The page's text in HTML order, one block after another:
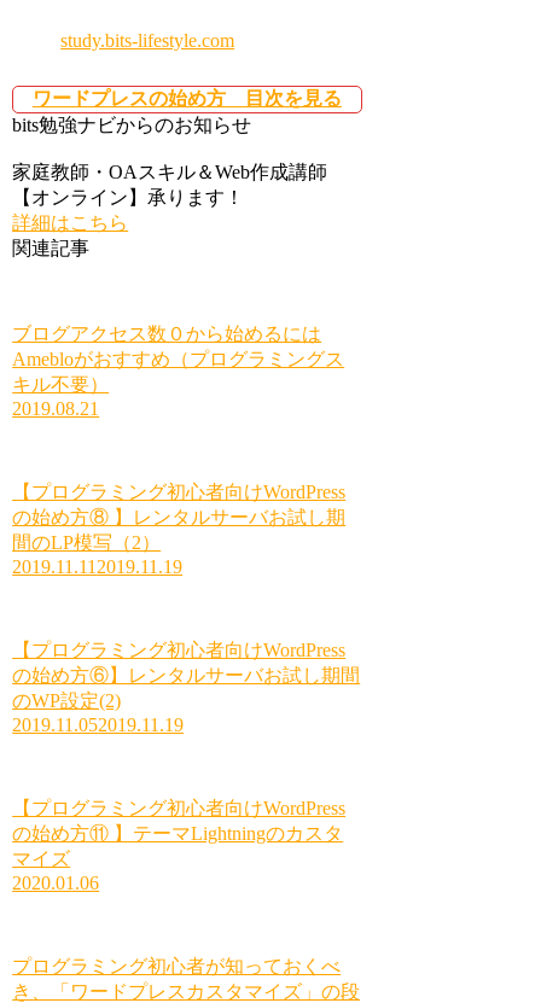
study.bits-lifestyle.com
ワードプレスの始め方 目次を見る
bits勉強ナビからのお知らせ
家庭教師・OAスキル＆Web作成講師
【オンライン】承ります！
詳細はこちら
関連記事
ブログアクセス数０から始めるには
Amebloがおすすめ（プログラミングス
キル不要）
2019.08.21
【プログラミング初心者向けWordPress
の始め方⑧ 】レンタルサーバお試し期
間のLP模写（2）
2019.11.11 2019.11.19
【プログラミング初心者向けWordPress
の始め方⑥】レンタルサーバお試し期間
のWP設定(2)
2019.11.052019.11.19
【プログラミング初心者向けWordPress
の始め方⑪ 】テーマLightningのカスタ
マイズ
2020.01.06
プログラミング初心者が知っておくべ
き、「ワードプレスカスタマイズ」の段